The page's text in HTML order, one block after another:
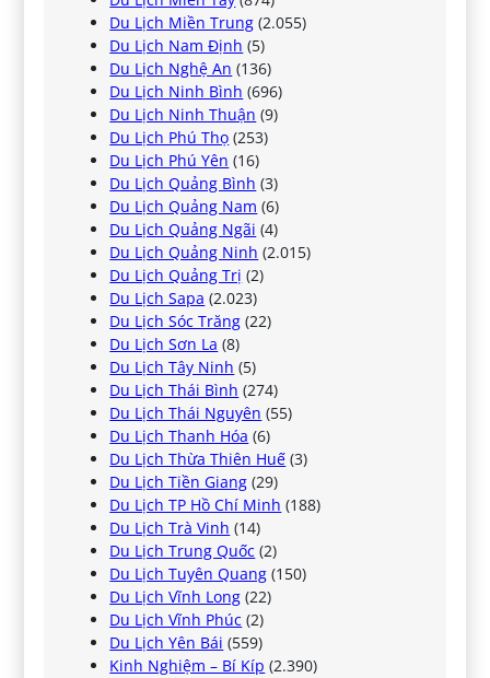
Du Lịch Miền Trung (2.055)
Du Lịch Nam Định (5)
Du Lịch Nghệ An (136)
Du Lịch Ninh Bình (696)
Du Lịch Ninh Thuận (9)
Du Lịch Phú Thọ (253)
Du Lịch Phú Yên (16)
Du Lịch Quảng Bình (3)
Du Lịch Quảng Nam (6)
Du Lịch Quảng Ngãi (4)
Du Lịch Quảng Ninh (2.015)
Du Lịch Quảng Trị (2)
Du Lịch Sapa (2.023)
Du Lịch Sóc Trăng (22)
Du Lịch Sơn La (8)
Du Lịch Tây Ninh (5)
Du Lịch Thái Bình (274)
Du Lịch Thái Nguyên (55)
Du Lịch Thanh Hóa (6)
Du Lịch Thừa Thiên Huế (3)
Du Lịch Tiền Giang (29)
Du Lịch TP Hồ Chí Minh (188)
Du Lịch Trà Vinh (14)
Du Lịch Trung Quốc (2)
Du Lịch Tuyên Quang (150)
Du Lịch Vĩnh Long (22)
Du Lịch Vĩnh Phúc (2)
Du Lịch Yên Bái (559)
Kinh Nghiệm – Bí Kíp (2.390)